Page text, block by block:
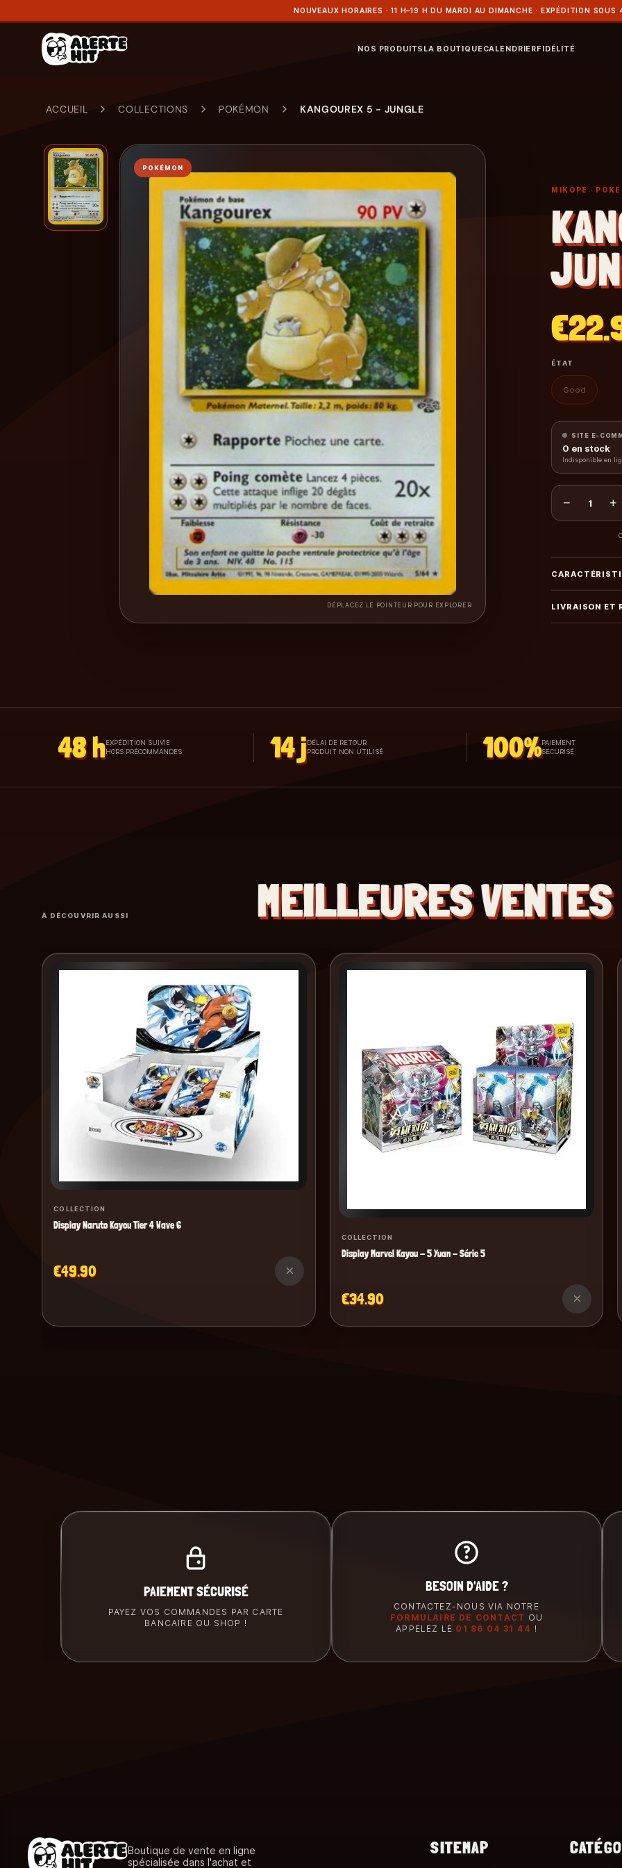
NOUVEAUX HORAIRES · 11 H–19 H DU MARDI AU DIMANCHE · EXPÉDITION SOUS
NOS PRODUITS LA BOUTIQUECALENDRIERFIDÉLITÉ
ACCUEIL COLLECTIONS POKÉMON KANGOUREX 5 - JUNGLE
POKÉMON
DÉPLACEZ LE POINTEUR POUR EXPLORER
MIKOPE ·
ÉTAT
Good
SITE E-
0 en stock
Indisponible en
− 1 +
LIVRAISON ET
48 hEXPÉDITION SUIVIE
HORS PRÉCOMMANDES
14 jDÉLAI DE RETOUR
PRODUIT NON UTILISÉ
100%PAIEMENT
SÉCURISÉ
À DÉCOUVRIR AUSSI MEILLEURES VENTES
COLLECTION
Display Naruto Kayou Tier 4 Wave 6
€49.90 ×
COLLECTION
Display Marvel Kayou - 5 Yuan - Série 5
€34.90 ×
PAIEMENT SÉCURISÉ
PAYEZ VOS COMMANDES PAR CARTE
BANCAIRE OU SHOP !
BESOIN D'AIDE ?
CONTACTEZ-NOUS VIA NOTRE
FORMULAIRE DE CONTACT OU
APPELEZ LE 01 86 04 31 44 !
Boutique de vente en ligne
spécialisée dans l'achat et
SITEMAP